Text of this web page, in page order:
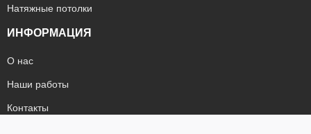
Натяжные потолки
ИНФОРМАЦИЯ
О нас
Наши работы
Контакты